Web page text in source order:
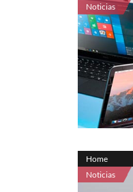
Noticias
Home
Noticias